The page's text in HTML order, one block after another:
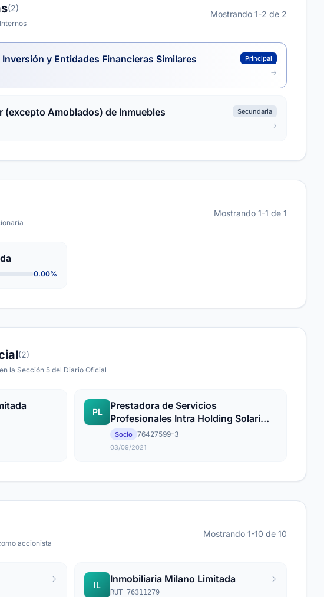
(2)
Mostrando 1-2 de 2
y Entidades Financieras Similares Principal
(excepto Amoblados) de Inmuebles Secundaria
Mostrando 1-1 de 1
0.00%
(2)
la Sección 5 del Diario Oficial
PL
Prestadora de Servicios
Profesionales Intra Holding Solari
Limitada
Socio 76427599-3
03/09/2021
accionista
Mostrando 1-10 de 10
IL
Inmobiliaria Milano Limitada
RUT 76311279